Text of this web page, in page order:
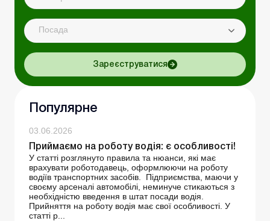
Посада
Зареєструватися
Популярне
03.06.2026
Приймаємо на роботу водія: є особливості!
У статті розглянуто правила та нюанси, які має
врахувати роботодавець, оформлюючи на роботу
водіїв транспортних засобів. Підприємства, маючи у
своєму арсеналі автомобілі, неминуче стикаються з
необхідністю введення в штат посади водія.
Прийняття на роботу водія має свої особливості. У
статті р...